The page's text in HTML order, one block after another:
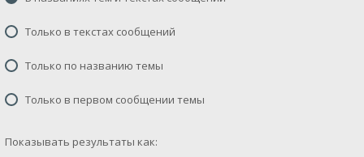
Только в текстах сообщений
Только по названию темы
Только в первом сообщении темы
Показывать результаты как: